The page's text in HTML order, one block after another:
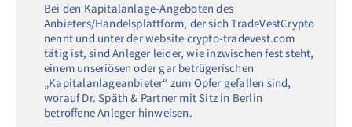
Bei den Kapitalanlage-Angeboten des
Anbieters/Handelsplattform, der sich TradeVestCrypto
nennt und unter der website crypto-tradevest.com
tätig ist, sind Anleger leider, wie inzwischen fest steht,
einem unseriösen oder gar betrügerischen
„Kapitalanlageanbieter“ zum Opfer gefallen sind,
worauf Dr. Späth & Partner mit Sitz in Berlin
betroffene Anleger hinweisen.